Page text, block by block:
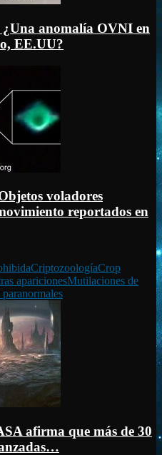
¿Una anomalía OVNI en
EE.UU?
voladores
reportados en
CriptozoologíaCrop
aparicionesMutilaciones de
afirma que más de 30